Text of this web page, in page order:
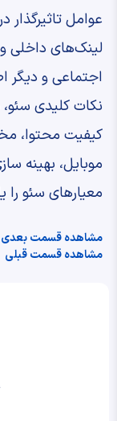
عوامل
لینک‌های داخلی
اجتماعی و دیگر
نکات کلیدی
کیفیت محتوا،
موبایل، بهینه
معیارهای سئو را
مشاهده قسمت بعدی
مشاهده قسمت قبلی